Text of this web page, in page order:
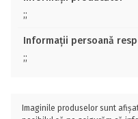
;;
Informații persoană
;;
Imaginile produselor sunt